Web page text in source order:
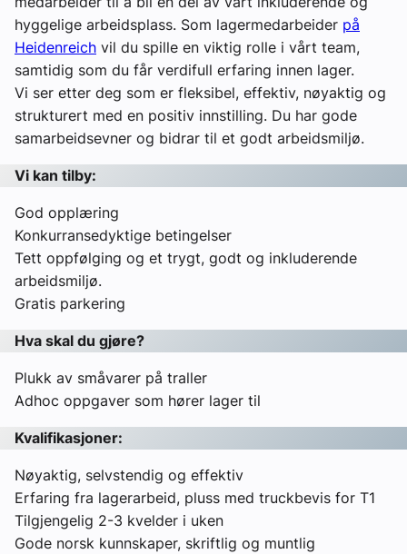
hyggelige arbeidsplass. Som lagermedarbeider på
Heidenreich vil du spille en viktig rolle i vårt team,
samtidig som du får verdifull erfaring innen lager.
Vi ser etter deg som er fleksibel, effektiv, nøyaktig og
strukturert med en positiv innstilling. Du har gode
samarbeidsevner og bidrar til et godt arbeidsmiljø.
Vi kan tilby:
God opplæring
Konkurransedyktige betingelser
Tett oppfølging og et trygt, godt og inkluderende
arbeidsmiljø.
Gratis parkering
Hva skal du gjøre?
Plukk av småvarer på traller
Adhoc oppgaver som hører lager til
Kvalifikasjoner:
Nøyaktig, selvstendig og effektiv
Erfaring fra lagerarbeid, pluss med truckbevis for T1
Tilgjengelig 2-3 kvelder i uken
Gode norsk kunnskaper, skriftlig og muntlig